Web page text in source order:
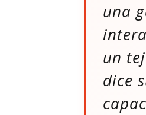
una
un
dice